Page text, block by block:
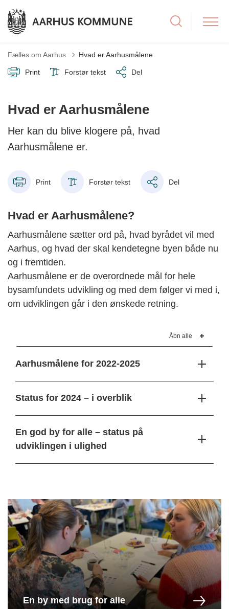
Fælles om Aarhus Hvad er Aarhusmålene
Print Forstør tekst Del
Hvad er Aarhusmålene
Her kan du blive klogere på, hvad
Aarhusmålene er.
Print Forstør tekst Del
Hvad er Aarhusmålene?
Aarhusmålene sætter ord på, hvad byrådet vil med
Aarhus, og hvad der skal kendetegne byen både nu
og i fremtiden.
Aarhusmålene er de overordnede mål for hele
bysamfundets udvikling og med dem følger vi med i,
om udviklingen går i den ønskede retning.
Åbn alle
Aarhusmålene for 2022-2025
Status for 2024 – i overblik
En god by for alle – status på
udviklingen i ulighed
En by med brug for alle